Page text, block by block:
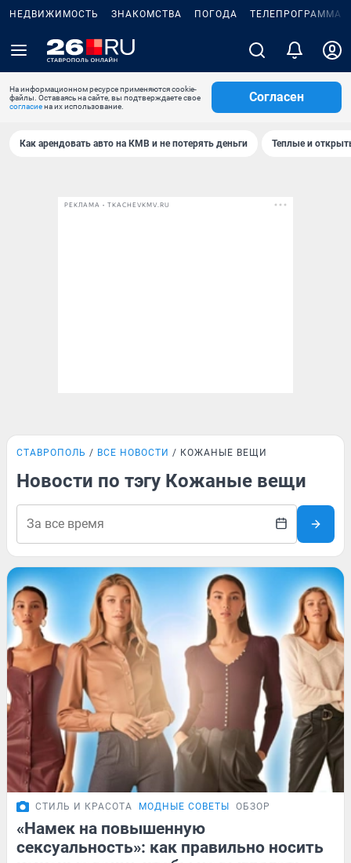
НЕДВИЖИМОСТЬ ЗНАКОМСТВА ПОГОДА ТЕЛЕПРОГРАММА
На информационном ресурсе применяются cookie-
файлы. Оставаясь на сайте, вы подтверждаете свое
согласиена их использование.
Согласен
Как арендовать авто на КМВ и не потерять деньги Теплые и
РЕКЛАМА • TKACHEVKMV.RU
СТАВРОПОЛЬ ВСЕ НОВОСТИ КОЖАНЫЕ ВЕЩИ
Новости по тэгу Кожаные вещи
СТИЛЬ И КРАСОТА МОДНЫЕ СОВЕТЫ ОБЗОР
«Намек на повышенную
сексуальность»: как правильно носить